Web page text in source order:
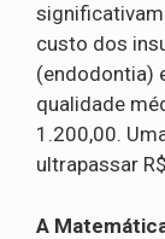
custo dos
(endodontia)
qualidade
1.200,00.
ultrapassar
A